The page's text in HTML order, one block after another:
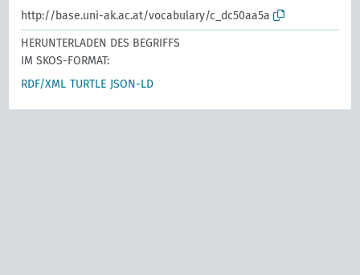
http://base.uni-ak.ac.at/vocabulary/c_dc50aa5a
HERUNTERLADEN DES BEGRIFFS
IM SKOS-FORMAT:
RDF/XML TURTLE JSON-LD